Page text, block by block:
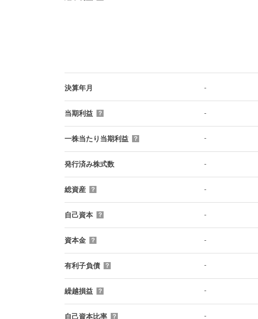
決算年月 -
当期利益 ？ -
一株当たり当期利益 ？ -
発行済み株式数 -
総資産 ？ -
自己資本 ？ -
資本金 ？ -
有利子負債 ？ -
繰越損益 ？ -
自己資本比率 ？ -